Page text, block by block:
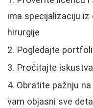
ima specijalizaciju
hirurgije
Pogledajte
Pročitajte
Obratite pažnju
vam objasni sve